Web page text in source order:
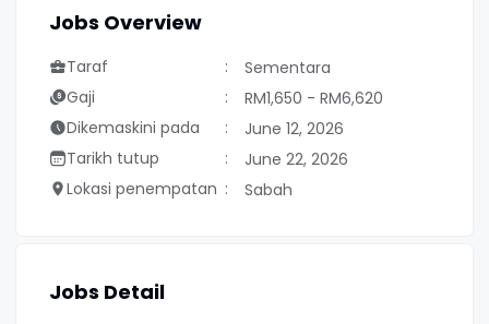
Jobs Overview
Taraf
Sementara
Gaji
RM1,650 - RM6,620
Dikemaskini pada
June 12, 2026
Tarikh tutup
June 22, 2026
Lokasi penempatan
Sabah
Jobs Detail